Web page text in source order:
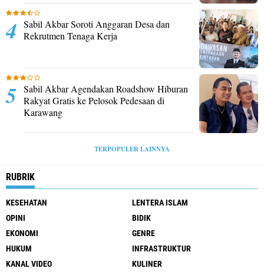
Sabil Akbar Soroti Anggaran Desa dan
Rekrutmen Tenaga Kerja
Sabil Akbar Agendakan Roadshow Hiburan
Rakyat Gratis ke Pelosok Pedesaan di
Karawang
TERPOPULER LAINNYA
RUBRIK
KESEHATAN
LENTERA ISLAM
OPINI
BIDIK
EKONOMI
GENRE
HUKUM
INFRASTRUKTUR
KANAL VIDEO
KULINER